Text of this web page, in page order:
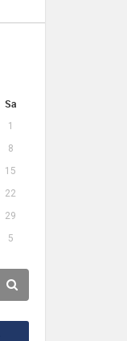
Sa
1
8
15
22
29
5